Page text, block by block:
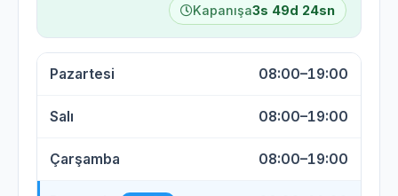
Kapanışa3s 49d 23sn
Pazartesi 08:00–19:00
Salı 08:00–19:00
Çarşamba 08:00–19:00